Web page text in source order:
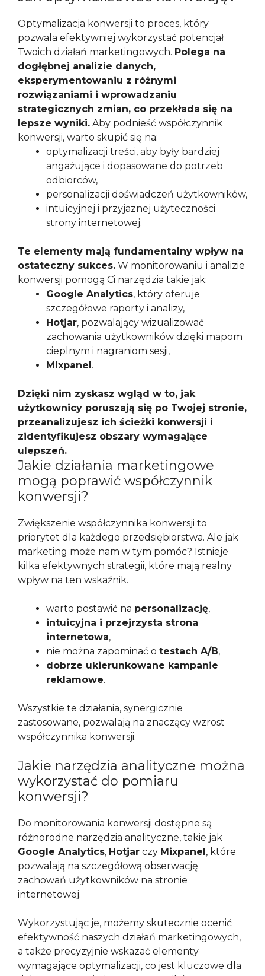
Optymalizacja konwersji to proces, który
pozwala efektywniej wykorzystać potencjał
Twoich działań marketingowych. Polega na
dogłębnej analizie danych,
eksperymentowaniu z różnymi
rozwiązaniami i wprowadzaniu
strategicznych zmian, co przekłada się na
lepsze wyniki. Aby podnieść współczynnik
konwersji, warto skupić się na:
optymalizacji treści, aby były bardziej
angażujące i dopasowane do potrzeb
odbiorców,
personalizacji doświadczeń użytkowników,
intuicyjnej i przyjaznej użyteczności
strony internetowej.
Te elementy mają fundamentalny wpływ na
ostateczny sukces. W monitorowaniu i analizie
konwersji pomogą Ci narzędzia takie jak:
Google Analytics, który oferuje
szczegółowe raporty i analizy,
Hotjar, pozwalający wizualizować
zachowania użytkowników dzięki mapom
cieplnym i nagraniom sesji,
Mixpanel .
Dzięki nim zyskasz wgląd w to, jak
użytkownicy poruszają się po Twojej stronie,
przeanalizujesz ich ścieżki konwersji i
zidentyfikujesz obszary wymagające
ulepszeń.
Jakie działania marketingowe
mogą poprawić współczynnik
konwersji?
Zwiększenie współczynnika konwersji to
priorytet dla każdego przedsiębiorstwa. Ale jak
marketing może nam w tym pomóc? Istnieje
kilka efektywnych strategii, które mają realny
wpływ na ten wskaźnik.
warto postawić na personalizację,
intuicyjna i przejrzysta strona
internetowa,
nie można zapominać o testach A/B,
dobrze ukierunkowane kampanie
reklamowe.
Wszystkie te działania, synergicznie
zastosowane, pozwalają na znaczący wzrost
współczynnika konwersji.
Jakie narzędzia analityczne można
wykorzystać do pomiaru
konwersji?
Do monitorowania konwersji dostępne są
różnorodne narzędzia analityczne, takie jak
Google Analytics, Hotjar czy Mixpanel , które
pozwalają na szczegółową obserwację
zachowań użytkowników na stronie
internetowej.
Wykorzystując je, możemy skutecznie ocenić
efektywność naszych działań marketingowych,
a także precyzyjnie wskazać elementy
wymagające optymalizacji, co jest kluczowe dla